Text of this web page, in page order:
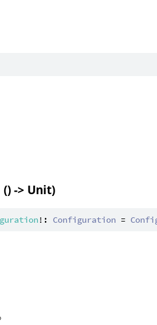
-> Unit)
!: Configuration =